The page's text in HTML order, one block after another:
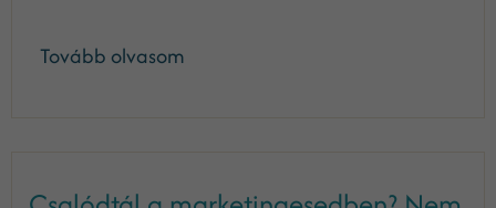
Tovább olvasom